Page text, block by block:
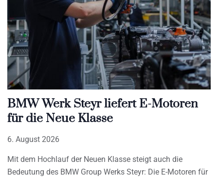
BMW Werk Steyr liefert E-Motoren
für die Neue Klasse
6. August 2026
Mit dem Hochlauf der Neuen Klasse steigt auch die
Bedeutung des BMW Group Werks Steyr: Die E-Motoren für